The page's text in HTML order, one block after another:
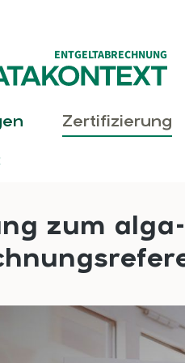
ENTGELTABRECHNUNG
Zertifizierung
zum